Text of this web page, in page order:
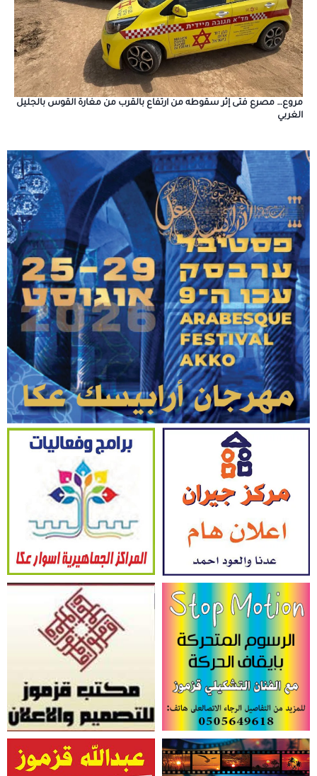
مروع… مصرع فتى إثر سقوطه من ارتفاع بالقرب من مغارة القوس بالجليل
الغربي